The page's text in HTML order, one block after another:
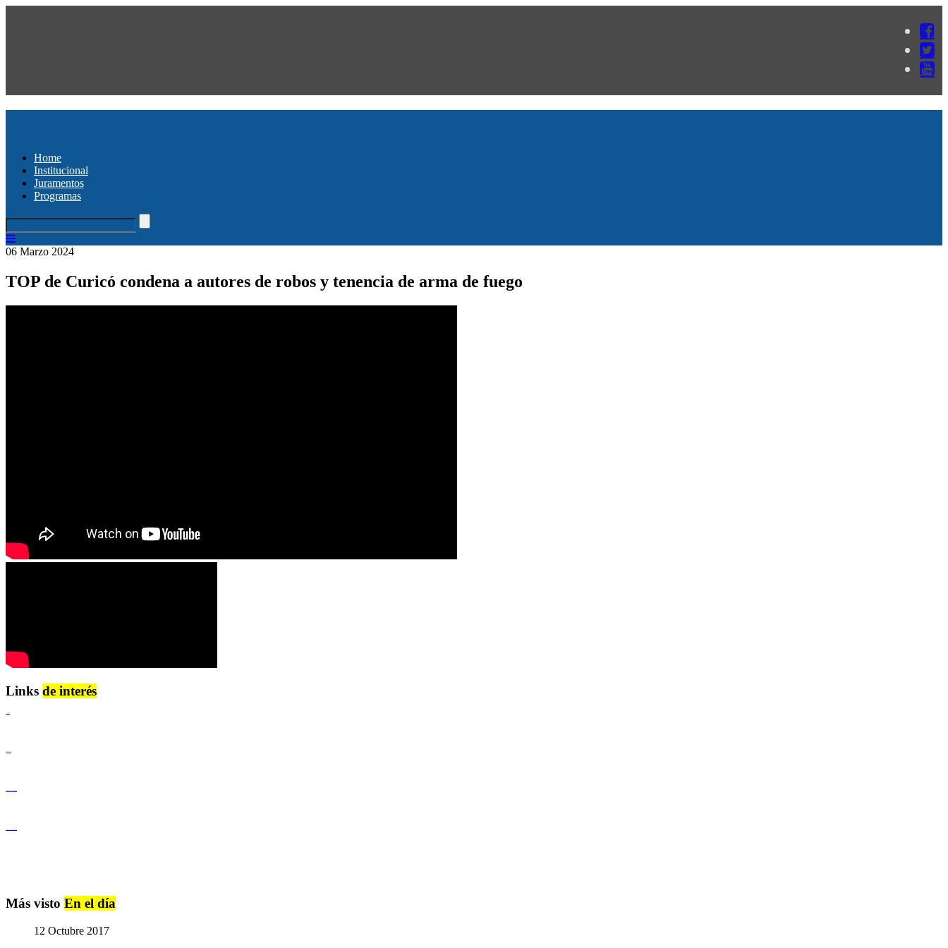
Home
Institucional
Juramentos
Programas
06 Marzo 2024
TOP de Curicó condena a autores de robos y tenencia de arma de fuego
Links de interés
Más visto En el día
12 Octubre 2017